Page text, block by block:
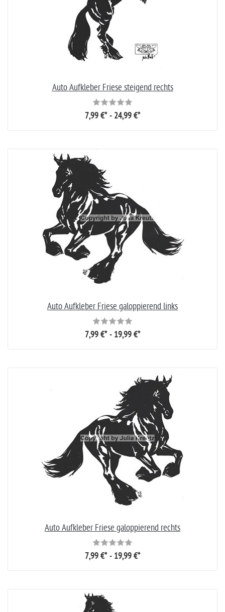
Auto Aufkleber Friese steigend rechts
7,99 €* - 24,99 €*
Auto Aufkleber Friese galoppierend links
7,99 €* - 19,99 €*
Auto Aufkleber Friese galoppierend rechts
7,99 €* - 19,99 €*